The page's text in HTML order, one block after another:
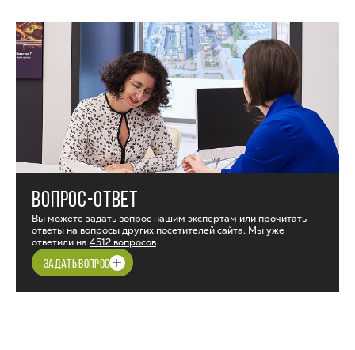
ВОПРОС-ОТВЕТ
Вы можете задать вопрос нашим экспертам или прочитать
ответы на вопросы других посетителей сайта. Мы уже
ответили на 4512 вопросов
ЗАДАТЬ ВОПРОС